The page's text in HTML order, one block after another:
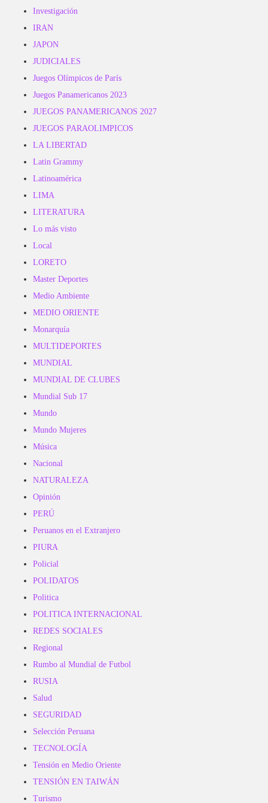
Investigación
IRAN
JAPON
JUDICIALES
Juegos Olímpicos de París
Juegos Panamericanos 2023
JUEGOS PANAMERICANOS 2027
JUEGOS PARAOLIMPICOS
LA LIBERTAD
Latin Grammy
Latinoamérica
LIMA
LITERATURA
Lo más visto
Local
LORETO
Master Deportes
Medio Ambiente
MEDIO ORIENTE
Monarquía
MULTIDEPORTES
MUNDIAL
MUNDIAL DE CLUBES
Mundial Sub 17
Mundo
Mundo Mujeres
Música
Nacional
NATURALEZA
Opinión
PERÚ
Peruanos en el Extranjero
PIURA
Policial
POLIDATOS
Politica
POLITICA INTERNACIONAL
REDES SOCIALES
Regional
Rumbo al Mundial de Futbol
RUSIA
Salud
SEGURIDAD
Selección Peruana
TECNOLOGÍA
Tensión en Medio Oriente
TENSIÓN EN TAIWÁN
Turismo